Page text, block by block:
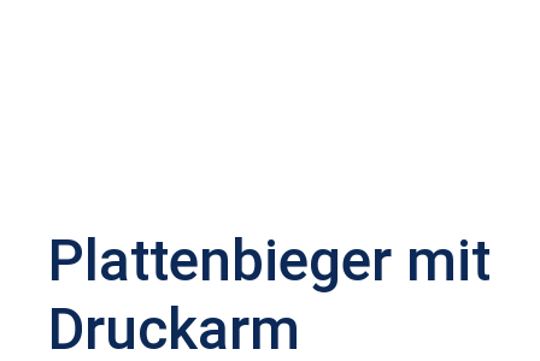
Plattenbieger mit
Druckarm